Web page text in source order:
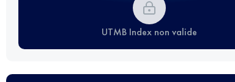
UTMB Index non valide